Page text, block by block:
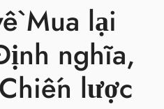
Mua lại
nghĩa,
lược